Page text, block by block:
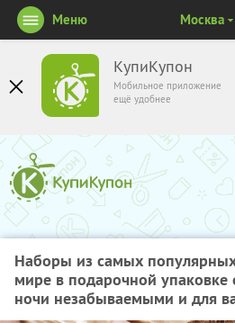
КупиКупон
Мобильное приложение
ещё удобнее
Меню Москва
Наборы из самых
мире в подарочной упаковке
ночи незабываемыми и для